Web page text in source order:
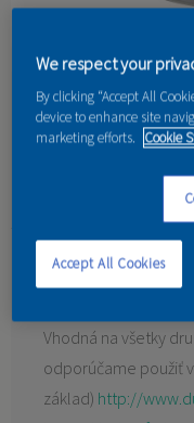
TÓNOVATĽNÁ FARBA
Prémiový syntetický
nevyžaduje
Použitie:
interiér aj exteriér
Vhodná na všetky
odporúčame použiť
základ) http://
We respect your
By clicking “Accept All
device to enhance site
marketing efforts. Cookie
Accept All Cookies